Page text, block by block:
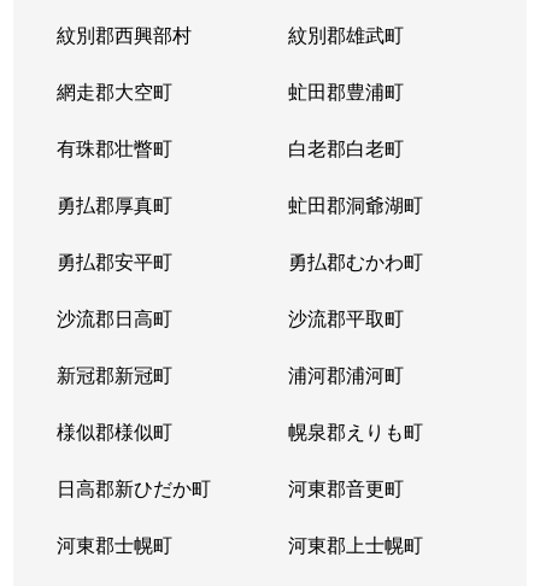
紋別郡西興部村 紋別郡雄武町
網走郡大空町 虻田郡豊浦町
有珠郡壮瞥町 白老郡白老町
勇払郡厚真町 虻田郡洞爺湖町
勇払郡安平町 勇払郡むかわ町
沙流郡日高町 沙流郡平取町
新冠郡新冠町 浦河郡浦河町
様似郡様似町 幌泉郡えりも町
日高郡新ひだか町 河東郡音更町
河東郡士幌町 河東郡上士幌町